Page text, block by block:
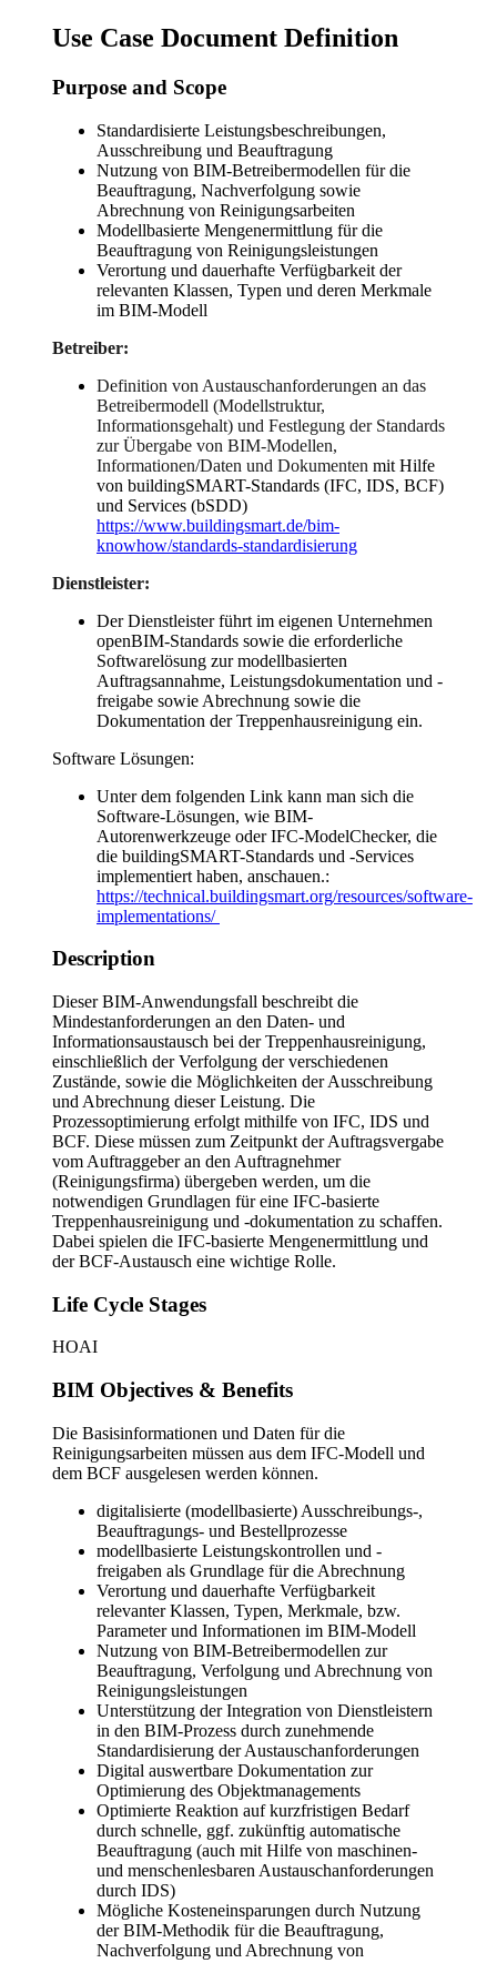
Use Case Document Definition
Purpose and Scope
Standardisierte Leistungsbeschreibungen,
Ausschreibung und Beauftragung
Nutzung von BIM-Betreibermodellen für die
Beauftragung, Nachverfolgung sowie
Abrechnung von Reinigungsarbeiten
Modellbasierte Mengenermittlung für die
Beauftragung von Reinigungsleistungen
Verortung und dauerhafte Verfügbarkeit der
relevanten Klassen, Typen und deren Merkmale
im BIM-Modell
Betreiber:
Definition von Austauschanforderungen an das
Betreibermodell (Modellstruktur,
Informationsgehalt) und Festlegung der Standards
zur Übergabe von BIM-Modellen,
Informationen/Daten und Dokumenten mit Hilfe
von buildingSMART-Standards (IFC, IDS, BCF)
und Services (bSDD)
https://www.buildingsmart.de/bim-
knowhow/standards-standardisierung
Dienstleister:
Der Dienstleister führt im eigenen Unternehmen
openBIM-Standards sowie die erforderliche
Softwarelösung zur modellbasierten
Auftragsannahme, Leistungsdokumentation und -
freigabe sowie Abrechnung sowie die
Dokumentation der Treppenhausreinigung ein.
Software Lösungen:
Unter dem folgenden Link kann man sich die
Software-Lösungen, wie BIM-
Autorenwerkzeuge oder IFC-ModelChecker, die
die buildingSMART-Standards und -Services
implementiert haben, anschauen.:
https://technical.buildingsmart.org/resources/software-
implementations/
Description
Dieser BIM-Anwendungsfall beschreibt die
Mindestanforderungen an den Daten- und
Informationsaustausch bei der Treppenhausreinigung,
einschließlich der Verfolgung der verschiedenen
Zustände, sowie die Möglichkeiten der Ausschreibung
und Abrechnung dieser Leistung. Die
Prozessoptimierung erfolgt mithilfe von IFC, IDS und
BCF. Diese müssen zum Zeitpunkt der Auftragsvergabe
vom Auftraggeber an den Auftragnehmer
(Reinigungsfirma) übergeben werden, um die
notwendigen Grundlagen für eine IFC-basierte
Treppenhausreinigung und -dokumentation zu schaffen.
Dabei spielen die IFC-basierte Mengenermittlung und
der BCF-Austausch eine wichtige Rolle.
Life Cycle Stages
HOAI
BIM Objectives & Benefits
Die Basisinformationen und Daten für die
Reinigungsarbeiten müssen aus dem IFC-Modell und
dem BCF ausgelesen werden können.
digitalisierte (modellbasierte) Ausschreibungs-,
Beauftragungs- und Bestellprozesse
modellbasierte Leistungskontrollen und -
freigaben als Grundlage für die Abrechnung
Verortung und dauerhafte Verfügbarkeit
relevanter Klassen, Typen, Merkmale, bzw.
Parameter und Informationen im BIM-Modell
Nutzung von BIM-Betreibermodellen zur
Beauftragung, Verfolgung und Abrechnung von
Reinigungsleistungen
Unterstützung der Integration von Dienstleistern
in den BIM-Prozess durch zunehmende
Standardisierung der Austauschanforderungen
Digital auswertbare Dokumentation zur
Optimierung des Objektmanagements
Optimierte Reaktion auf kurzfristigen Bedarf
durch schnelle, ggf. zukünftig automatische
Beauftragung (auch mit Hilfe von maschinen-
und menschenlesbaren Austauschanforderungen
durch IDS)
Mögliche Kosteneinsparungen durch Nutzung
der BIM-Methodik für die Beauftragung,
Nachverfolgung und Abrechnung von